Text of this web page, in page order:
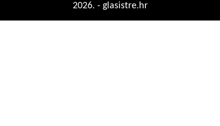
2026. - glasistre.hr